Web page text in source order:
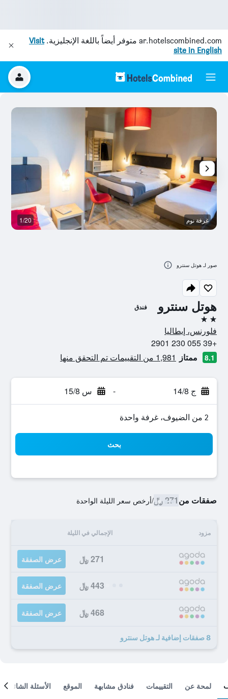
ar.hotelscombined.com متوفر أيضاً باللغة الإنجليزية.Visit
site in English
هوتل سنترو فندق
2 نجمتين
فلورنس، إيطاليا
+39 055 230 2901
8.1 ممتاز 1,981 من التقييمات تم التحقق منها
ج 14/8 - س 15/8
2 من الضيوف، غرفة واحدة
بحث
صفقات من271 ﷼ /أرخص سعر الليلة الواحدة
مزود الإجمالي في الليلة
271 ﷼ عرض الصفقة
443 ﷼ عرض الصفقة
468 ﷼ عرض الصفقة
8 صفقات إضافية لـ هوتل سنترو
غرفة نوم 1/20
صور لـ هوتل سنترو
لمحة عن التقييمات فنادق مشابهة الموقع الأسئلة الشائعة